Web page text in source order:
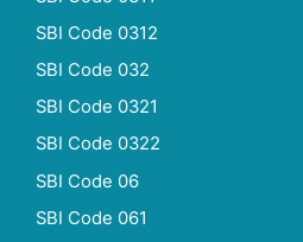
SBI Code 0312
SBI Code 032
SBI Code 0321
SBI Code 0322
SBI Code 06
SBI Code 061